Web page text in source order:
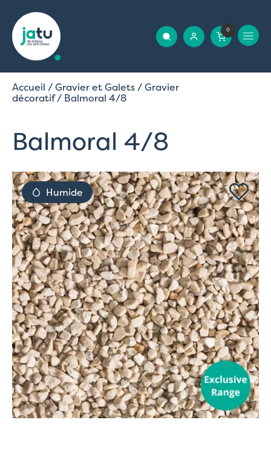
0
Accueil /Gravier et Galets/Gravier
décoratif/ Balmoral 4/8
Balmoral 4/8
Humide